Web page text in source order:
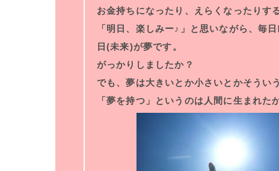
お金持ちになったり、えらくなったりす
「明日、楽しみー♪」と思いながら、毎
日(未来)が夢です。
がっかりしましたか？
でも、夢は大きいとか小さいとかそうい
「夢を持つ」というのは人間に生まれ